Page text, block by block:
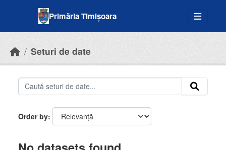
Primăria Timișoara
Seturi de date
Order by